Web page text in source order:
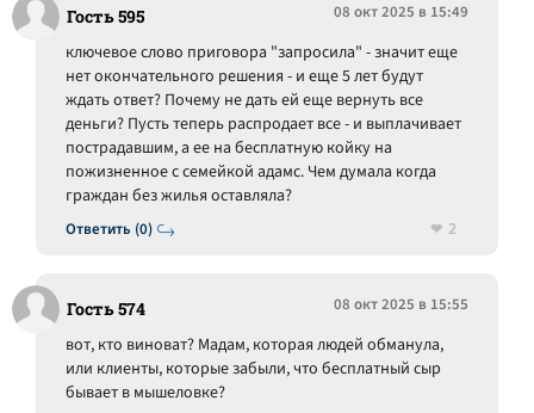
Гость 595 08 окт 2025 в 15:49
Ответить (0)
ключевое слово приговора "запросила" - значит еще
нет окончательного решения - и еще 5 лет будут
ждать ответ? Почему не дать ей еще вернуть все
деньги? Пусть теперь распродает все - и выплачивает
пострадавшим, а ее на бесплатную койку на
пожизненное с семейкой адамс. Чем думала когда
граждан без жилья оставляла?
2
Гость 574 08 окт 2025 в 15:55
вот, кто виноват? Мадам, которая людей обманула,
или клиенты, которые забыли, что бесплатный сыр
бывает в мышеловке?